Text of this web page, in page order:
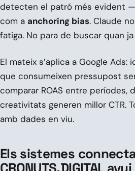
detecten el patró més evident
com a anchoring bias. Claude
fatiga. No para de buscar quan
El mateix s’aplica a Google
que consumeixen pressupost
comparar ROAS entre períodes,
creativitats generen millor CTR.
amb dades en viu.
Els sistemes